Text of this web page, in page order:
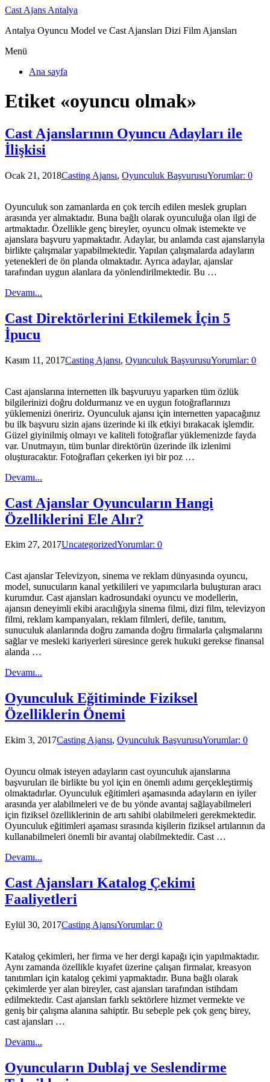
Cast Ajans Antalya
Antalya Oyuncu Model ve Cast Ajansları Dizi Film Ajansları
Menü
Ana sayfa
Etiket «oyuncu olmak»
Cast Ajanslarının Oyuncu Adayları ile
İlişkisi
Ocak 21, 2018Casting Ajansı, Oyunculuk BaşvurusuYorumlar: 0
Oyunculuk son zamanlarda en çok tercih edilen meslek grupları
arasında yer almaktadır. Buna bağlı olarak oyunculuğa olan ilgi de
artmaktadır. Özellikle genç bireyler, oyuncu olmak istemekte ve
ajanslara başvuru yapmaktadır. Adaylar, bu anlamda cast ajanslarıyla
birlikte çalışmalar yapabilmektedir. Yapılan çalışmalarda adayların
yetenekleri de ön planda olmaktadır. Ayrıca adaylar, ajanslar
tarafından uygun alanlara da yönlendirilmektedir. Bu …
Devamı...
Cast Direktörlerini Etkilemek İçin 5
İpucu
Kasım 11, 2017Casting Ajansı, Oyunculuk BaşvurusuYorumlar: 0
Cast ajanslarına internetten ilk başvuruyu yaparken tüm özlük
bilgilerinizi doğru doldurmanız ve en uygun fotoğraflarınızı
yüklemenizi öneririz. Oyunculuk ajansı için internetten yapacağınız
bu ilk başvuru sizin ajans üzerinde ki ilk etkiyi bırakacak işlemdir.
Güzel giyinilmiş olmayı ve kaliteli fotoğraflar yüklemenizde fayda
var. Unutmayın, tüm bunlar direktörün üzerinde ilk izlenimi
oluşturacaktır. Fotoğrafları çekerken iyi bir poz …
Devamı...
Cast Ajanslar Oyuncuların Hangi
Özelliklerini Ele Alır?
Ekim 27, 2017UncategorizedYorumlar: 0
Cast ajanslar Televizyon, sinema ve reklam dünyasında oyuncu,
model, sunucuların kanal yetkilileri ve yapımcılarla buluşturan aracı
kurumdur. Cast ajansları kadrosundaki oyuncu ve modellerin,
ajansın deneyimli ekibi aracılığıyla sinema filmi, dizi film, televizyon
filmi, reklam kampanyaları, reklam filmleri, defile, tanıtım,
sunuculuk alanlarında doğru zamanda doğru firmalarla çalışmalarını
sağlar ve mesleki kariyerleri süresince gerek hukuki gerekse finansal
alanda …
Devamı...
Oyunculuk Eğitiminde Fiziksel
Özelliklerin Önemi
Ekim 3, 2017Casting Ajansı, Oyunculuk BaşvurusuYorumlar: 0
Oyuncu olmak isteyen adayların cast oyunculuk ajanslarına
başvuruları ile birlikte bu yol için en önemli adımı gerçekleştirmiş
olmaktadırlar. Oyunculuk eğitimleri aşamasında adayların en iyiler
arasında yer alabilmeleri ve de bu yönde avantaj sağlayabilmeleri
için fiziksel özelliklerinin de artı sahibi olabilmeleri gerekmektedir.
Oyunculuk eğitimleri aşaması sırasında kişilerin fiziksel artılarının da
kullanabilmeleri önemli bir avantaj olabilmektedir. Cast …
Devamı...
Cast Ajansları Katalog Çekimi
Faaliyetleri
Eylül 30, 2017Casting AjansıYorumlar: 0
Katalog çekimleri, her firma ve her dergi kapağı için yapılmaktadır.
Aynı zamanda özellikle kıyafet üzerine çalışan firmalar, kreasyon
tanıtımları için katalog çekimi yapmaktadır. Buna bağlı olarak
çekimlerde yer alan bireyler, cast ajansları tarafından istihdam
edilmektedir. Cast ajansları farklı sektörlere hizmet vermekte ve
geniş bir çalışma alanına sahiptir. Bu sebeple pek çok genç birey,
cast ajansları …
Devamı...
Oyuncuların Dublaj ve Seslendirme